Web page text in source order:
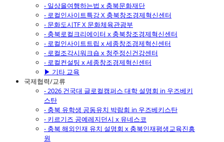
- 일상을여행하는법 x 충북문화재단
- 로컬인사이트특강 X 충북창조경제혁신센터
- 문화도시TF X 문화체육관광부
- 충북로컬크리에이터 x 충북창조경제혁신센터
- 로컬인사이트트립 x 세종창조경제혁신센터
- 로컬조각시워크숍 x 청주정신건강센터
- 로컬컨설팅 x 세종창조경제혁신센터
▶ 기타 교육
국제협력/교류
- 2026 건국대 글로컬캠퍼스 대학 설명회 in 우즈베키
스탄
- 충북 유학생 공동유치 박람회 in 우즈베키스탄
- 키르기즈 공예레지던시 x 유네스코
- 충북 해외인재 유치 설명회 x 충북인재평생교육진흥
원